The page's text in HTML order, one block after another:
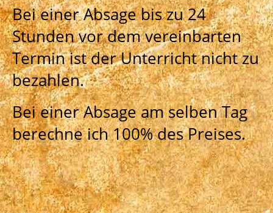
Bei einer Absage bis zu 24
Stunden vor dem vereinbarten
Termin ist der Unterricht nicht zu
bezahlen.
Bei einer Absage am selben Tag
berechne ich 100% des Preises.